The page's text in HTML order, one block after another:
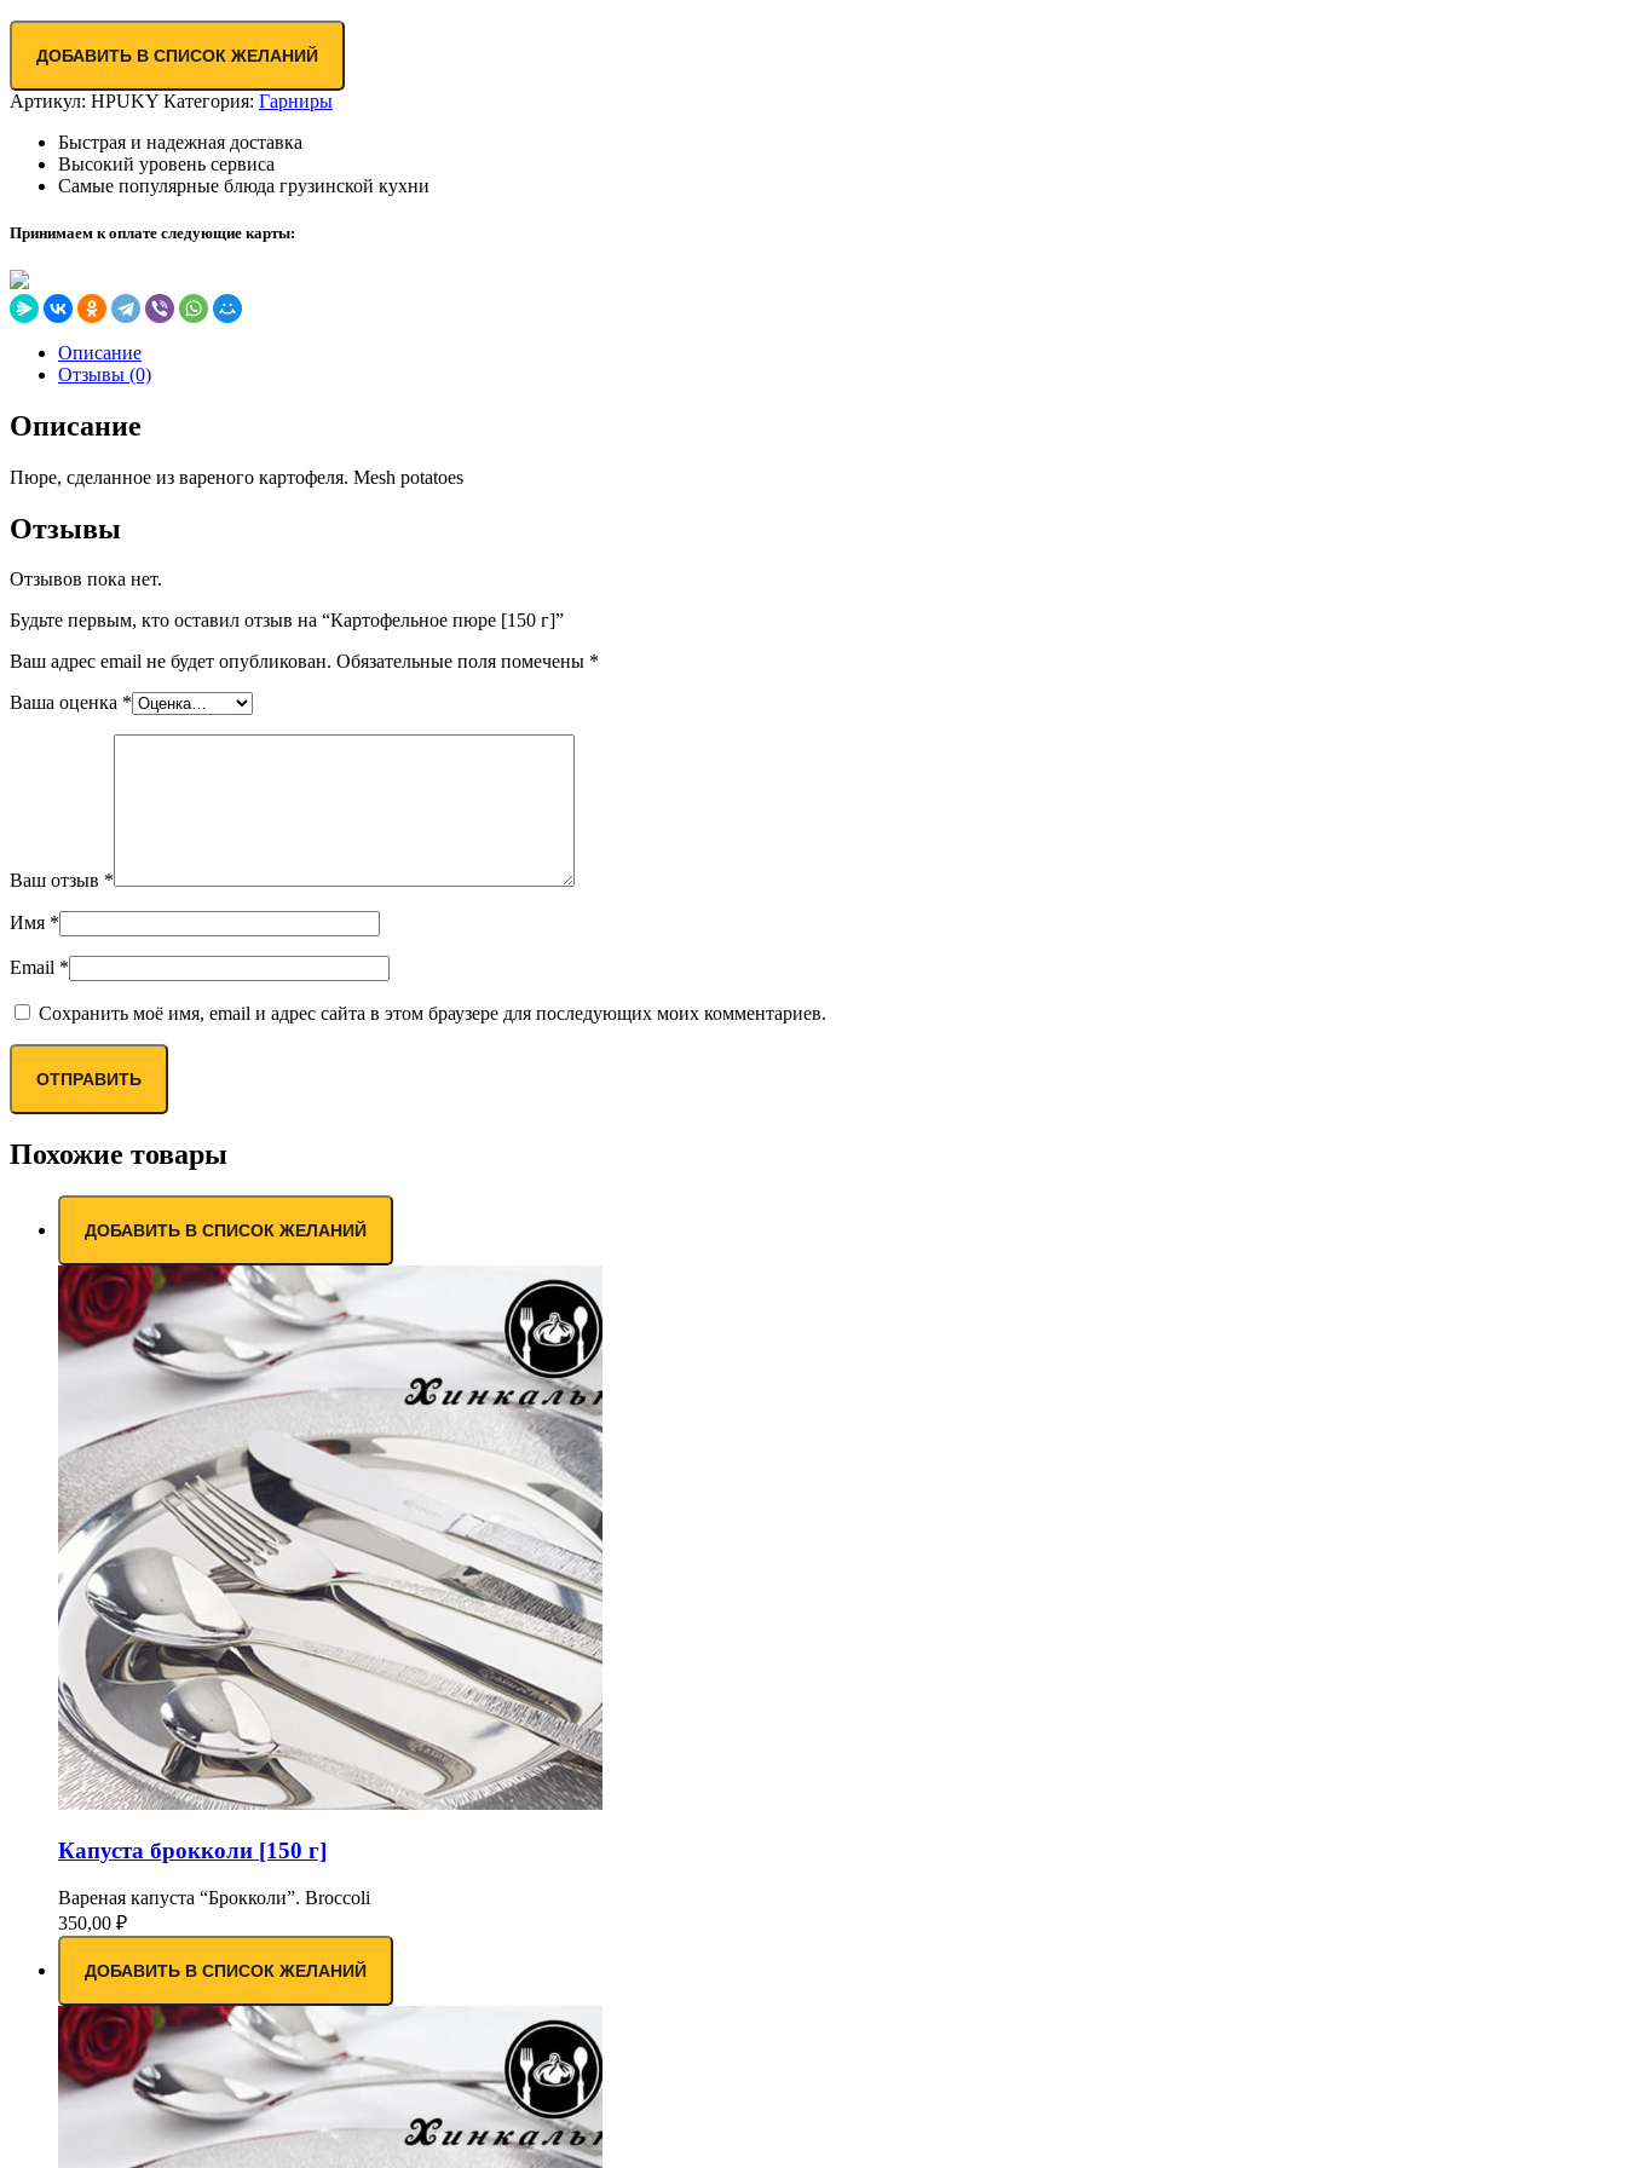
ДОБАВИТЬ В СПИСОК ЖЕЛАНИЙ
Артикул: HPUKY Категория: Гарниры
Быстрая и надежная доставка
Высокий уровень сервиса
Самые популярные блюда грузинской кухни
Принимаем к оплате следующие карты:
Описание
Отзывы (0)
Описание
Пюре, сделанное из вареного картофеля. Mesh potatoes
Отзывы
Отзывов пока нет.
Будьте первым, кто оставил отзыв на “Картофельное пюре [150 г]”
Ваш адрес email не будет опубликован. Обязательные поля помечены *
Ваша оценка *
Ваш отзыв *
Имя *
Email *
Сохранить моё имя, email и адрес сайта в этом браузере для последующих моих комментариев.
Похожие товары
ДОБАВИТЬ В СПИСОК ЖЕЛАНИЙ
Капуста брокколи [150 г]
Вареная капуста “Брокколи”. Broccoli
350,00 ₽
ДОБАВИТЬ В СПИСОК ЖЕЛАНИЙ